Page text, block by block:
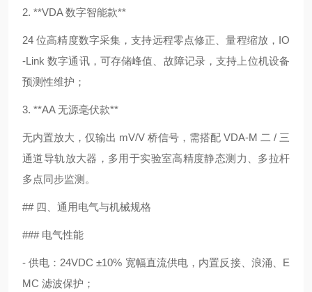
2. **VDA 数字智能款**
24 位高精度数字采集，支持远程零点修正、量程缩放，IO
-Link 数字通讯，可存储峰值、故障记录，支持上位机设备
预测性维护；
3. **AA 无源毫伏款**
无内置放大，仅输出 mV/V 桥信号，需搭配 VDA-M 二 / 三
通道导轨放大器，多用于实验室高精度静态测力、多拉杆
多点同步监测。
## 四、通用电气与机械规格
### 电气性能
- 供电：24VDC ±10% 宽幅直流供电，内置反接、浪涌、E
MC 滤波保护；